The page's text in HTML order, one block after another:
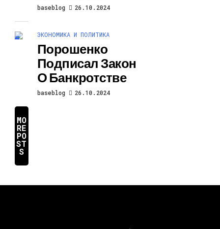
baseblog 26.10.2024
ЭКОНОМИКА И ПОЛИТИКА
Порошенко
Подписал Закон
О Банкротстве
baseblog 26.10.2024
MO
RE
PO
ST
S